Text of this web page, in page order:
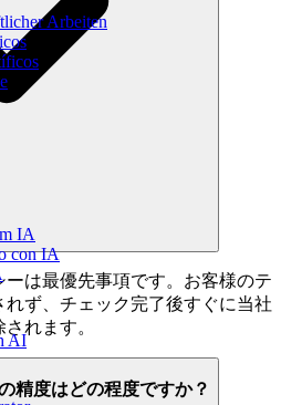
Arbeiten
IA
con IA
AI
は最優先事項です。お客様のテ
ず、チェック完了後すぐに当社
れます。
精度はどの程度ですか？